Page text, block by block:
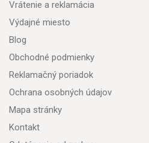
Vrátenie a reklamácia
Výdajné miesto
Blog
Obchodné podmienky
Reklamačný poriadok
Ochrana osobných údajov
Mapa stránky
Kontakt